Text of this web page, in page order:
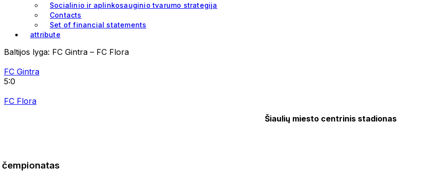
Socialinio ir aplinkosauginio tvarumo strategija
Contacts
Set of financial statements
attribute
Baltijos lyga: FC Gintra – FC Flora
FC Gintra
5:0
FC Flora
Šiaulių miesto centrinis stadionas
čempionatas